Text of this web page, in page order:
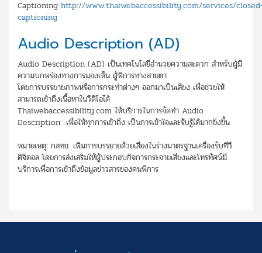
Captioning http://www.thaiwebaccessibility.com/services/
captioning
Audio Description (AD)
Audio Description (AD) เป็นเทคโนโลยีอำนวยความสะดวก สำหรับผู้มี
ความบกพร่องทางการมองเห็น ผู้พิการทางสายตา
โดยการบรรยายภาพหรือการกระทำต่างๆ ออกมาเป็นเสียง เพื่อช่วยให้
สามารถเข้าถึงเนื้อหาในวีดิโอได้
Thaiwebaccessibility.com ให้บริการในการจัดทำ Audio
Description เพื่อให้ทุกการเข้าถึง เป็นการเข้าใจและรับรู้ได้มากยิ่งขึ้น
หมายเหตุ: กสทช. เพิ่มการบรรยายด้วยเสียงในร่างมาตรฐานเครื่องรับทีวี
ดิจิตอล โดยการส่งเสริมให้ผู้ประกอบกิจการกระจายเสียงและโทรทัศน์มี
บริการเพื่อการเข้าถึงข้อมูลข่าวสารของคนพิการ